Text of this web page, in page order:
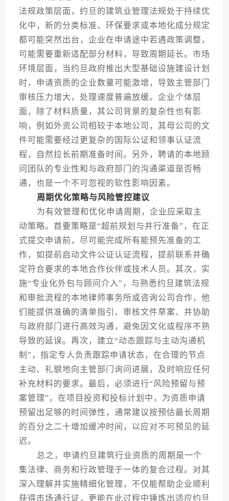
法规政策层面，约旦的建筑业管理法规处于持续优
化中，新的分类标准、环保要求或本地化成分规定
都可能突然出台，企业在申请途中若遇政策调整，
可能需要重新适配部分材料，导致周期延长。市场
环境层面，当约旦政府推出大型基础设施建设计划
时，申请资质的企业数量可能激增，导致主管部门
审核压力增大，处理速度普遍放缓。企业个体层
面，除了材料质量，其公司背景的复杂性也有影
响，例如外资公司相较于本地公司，其母公司的文
件可能需要经过更复杂的国际公证和领事认证流
程，自然拉长前期准备时间。另外，聘请的本地顾
问团队的专业性和与政府部门的沟通渠道是否畅
通，也是一个不可忽视的软性影响因素。
周期优化策略与风险管控建议
为有效管理和优化申请周期，企业应采取主
动策略。首要策略是“超前规划与并行准备”，在正
式提交申请前，尽可能完成所有能预先准备的工
作，如提前启动文件公证认证流程，提前联系并确
定符合要求的本地合作伙伴或技术人员。其次，实
施“专业化外包与顾问介入”，与熟悉约旦建筑法规
和审批流程的本地律师事务所或咨询公司合作，他
们能提供准确的清单指引、审核文件草案、并协助
与政府部门进行高效沟通，避免因文化或程序不熟
导致的延误。再次，建立“动态跟踪与主动沟通机
制”，指定专人负责跟踪申请状态，在合理的节点
主动、礼貌地向主管部门询问进展，及时响应任何
补充材料的要求。最后，必须进行“风险预留与预
案管理”，在项目投资和投标计划中，为资质申请
预留出足够的时间弹性，通常建议按预估最长周期
的百分之二十增加缓冲时间，以应对不可预见的延
迟。
总之，申请约旦建筑行业资质的周期是一个
集法律、商务和行政管理于一体的复合过程。对其
深入理解并实施精细化管理，不仅能帮助企业顺利
获得市场通行证，更能在此过程中锤炼出适应约旦